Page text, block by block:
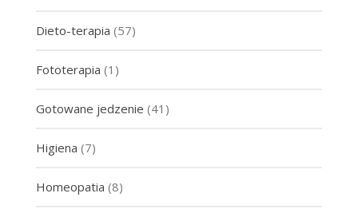
Dieto-terapia (57)
Fototerapia (1)
Gotowane jedzenie (41)
Higiena (7)
Homeopatia (8)